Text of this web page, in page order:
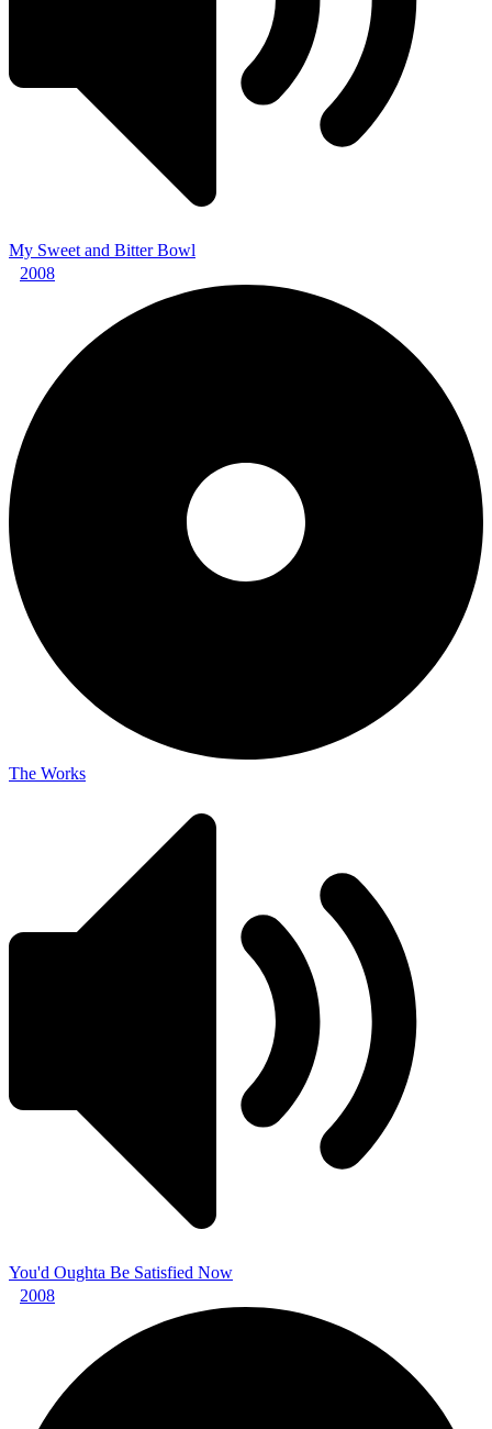
My Sweet and Bitter Bowl
2008
The Works
You'd Oughta Be Satisfied Now
2008